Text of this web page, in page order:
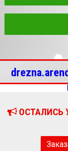
ОСТАЛИСЬ